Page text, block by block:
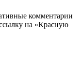
комментарии
на «Красную